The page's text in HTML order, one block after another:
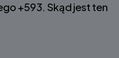
+593. Skąd jest ten